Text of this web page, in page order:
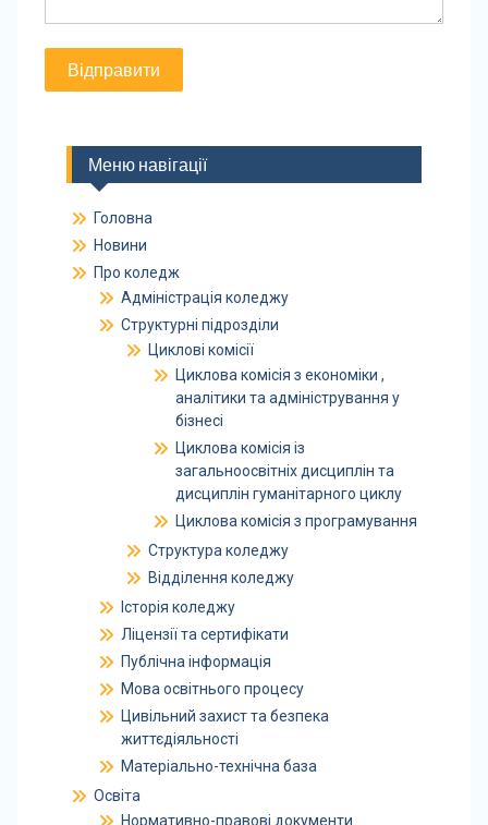
Меню навігації
Головна
Новини
Про коледж
Адміністрація коледжу
Структурні підрозділи
Циклові комісії
Циклова комісія з економіки ,
аналітики та адміністрування у
бізнесі
Циклова комісія із
загальноосвітніх дисциплін та
дисциплін гуманітарного циклу
Циклова комісія з програмування
Структура коледжу
Відділення коледжу
Історія коледжу
Ліцензії та сертифікати
Публічна інформація
Мова освітнього процесу
Цивільний захист та безпека
життєдіяльності
Матеріально-технічна база
Освіта
Нормативно-правові документи